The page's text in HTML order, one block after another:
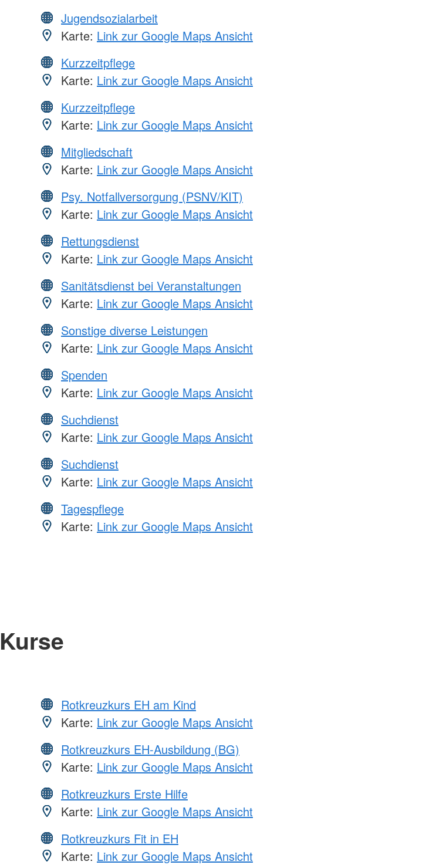
Jugendsozialarbeit
Karte: Link zur Google Maps Ansicht
Kurzzeitpflege
Karte: Link zur Google Maps Ansicht
Kurzzeitpflege
Karte: Link zur Google Maps Ansicht
Mitgliedschaft
Karte: Link zur Google Maps Ansicht
Psy. Notfallversorgung (PSNV/KIT)
Karte: Link zur Google Maps Ansicht
Rettungsdienst
Karte: Link zur Google Maps Ansicht
Sanitätsdienst bei Veranstaltungen
Karte: Link zur Google Maps Ansicht
Sonstige diverse Leistungen
Karte: Link zur Google Maps Ansicht
Spenden
Karte: Link zur Google Maps Ansicht
Suchdienst
Karte: Link zur Google Maps Ansicht
Suchdienst
Karte: Link zur Google Maps Ansicht
Tagespflege
Karte: Link zur Google Maps Ansicht
Kurse
Rotkreuzkurs EH am Kind
Karte: Link zur Google Maps Ansicht
Rotkreuzkurs EH-Ausbildung (BG)
Karte: Link zur Google Maps Ansicht
Rotkreuzkurs Erste Hilfe
Karte: Link zur Google Maps Ansicht
Rotkreuzkurs Fit in EH
Karte: Link zur Google Maps Ansicht